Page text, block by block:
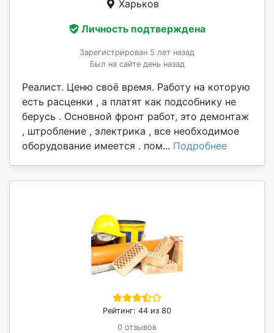
Харьков
Личность подтверждена
Зарегистрирован 5 лет назад
Был на сайте день назад
Реалист. Ценю своё время. Работу на которую
есть расценки , а платят как подсобнику не
берусь . Основной фронт работ, это демонтаж
, штробление , электрика , все необходимое
оборудование имеется . пом... Подробнее
Рейтинг: 44 из 80
0 отзывов